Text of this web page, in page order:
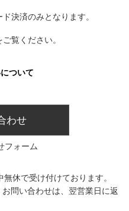
決済のみとなります。
覧ください。
ついて
わせ
フォーム
休で受け付けております。
問い合わせは、翌営業日に返